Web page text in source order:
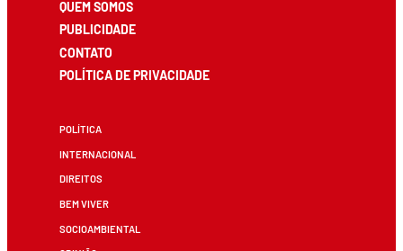
QUEM SOMOS
PUBLICIDADE
CONTATO
POLÍTICA DE PRIVACIDADE
POLÍTICA
INTERNACIONAL
DIREITOS
BEM VIVER
SOCIOAMBIENTAL